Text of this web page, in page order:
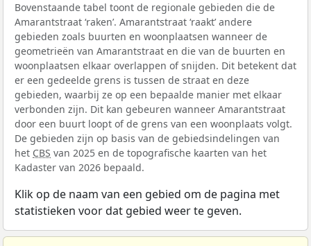
Bovenstaande tabel toont de regionale gebieden die de
Amarantstraat ‘raken’. Amarantstraat ‘raakt’ andere
gebieden zoals buurten en woonplaatsen wanneer de
geometrieën van Amarantstraat en die van de buurten en
woonplaatsen elkaar overlappen of snijden. Dit betekent dat
er een gedeelde grens is tussen de straat en deze
gebieden, waarbij ze op een bepaalde manier met elkaar
verbonden zijn. Dit kan gebeuren wanneer Amarantstraat
door een buurt loopt of de grens van een woonplaats volgt.
De gebieden zijn op basis van de gebiedsindelingen van
het CBS van 2025 en de topografische kaarten van het
Kadaster van 2026 bepaald.
Klik op de naam van een gebied om de pagina met
statistieken voor dat gebied weer te geven.